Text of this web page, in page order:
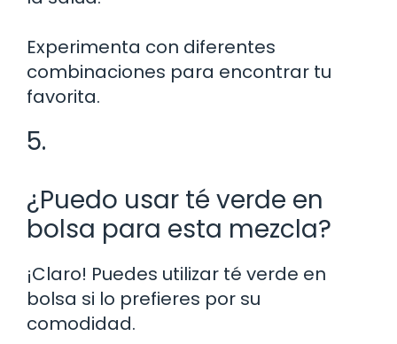
Experimenta con diferentes
combinaciones para encontrar tu
favorita.
5.
¿Puedo usar té verde en
bolsa para esta mezcla?
¡Claro! Puedes utilizar té verde en
bolsa si lo prefieres por su
comodidad.